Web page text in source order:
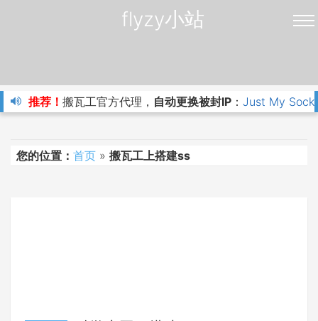
flyzy小站
推荐！ 搬瓦工官方代理， 自动更换被封IP ： Just My
您的位置： 首页 » 搬瓦工上搭建ss